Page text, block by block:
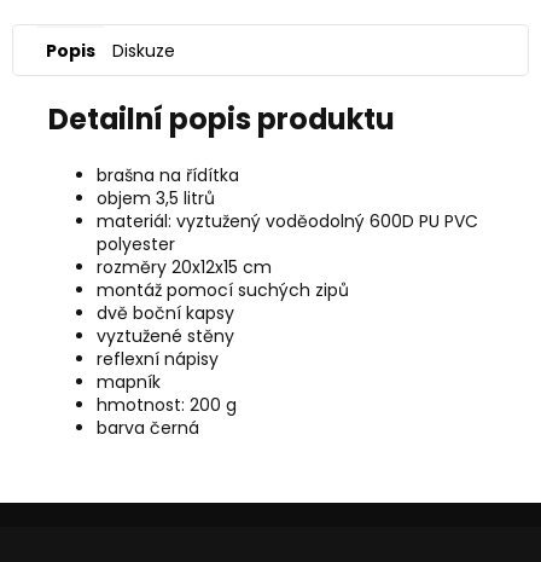
Popis Diskuze
Detailní popis produktu
brašna na řídítka
objem 3,5 litrů
materiál: vyztužený voděodolný 600D PU PVC
polyester
rozměry 20x12x15 cm
montáž pomocí suchých zipů
dvě boční kapsy
vyztužené stěny
reflexní nápisy
mapník
hmotnost: 200 g
barva černá